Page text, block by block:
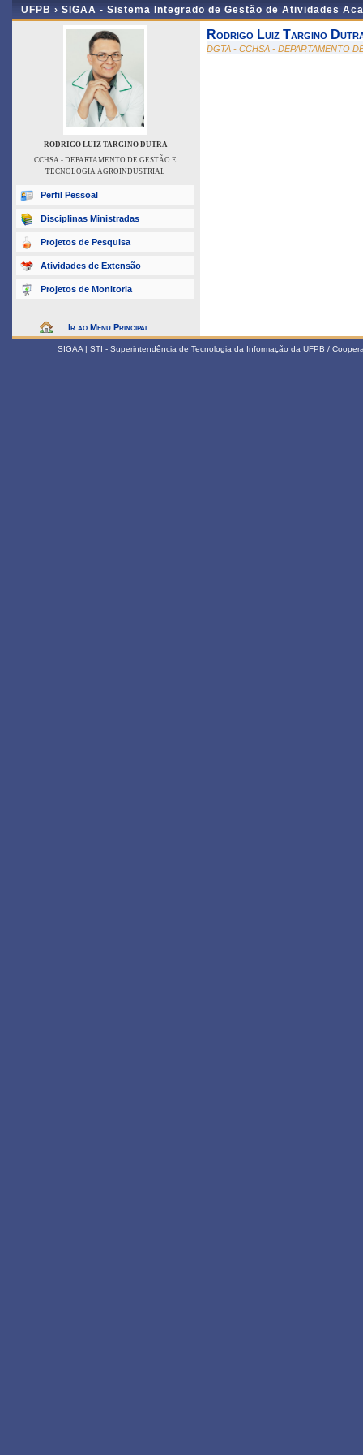
UFPB › SIGAA - Sistema Integrado de Gestão de Atividades
RODRIGO LUIZ TARGINO DUTRA
CCHSA - DEPARTAMENTO DE GESTÃO E
TECNOLOGIA AGROINDUSTRIAL
Perfil Pessoal
Disciplinas Ministradas
Projetos de Pesquisa
Atividades de Extensão
Projetos de Monitoria
Ir ao Menu Principal
Rodrigo Luiz Targino
DGTA - CCHSA - DEPARTAMENTO
SIGAA | STI - Superintendência de Tecnologia da Informação da UFPB /